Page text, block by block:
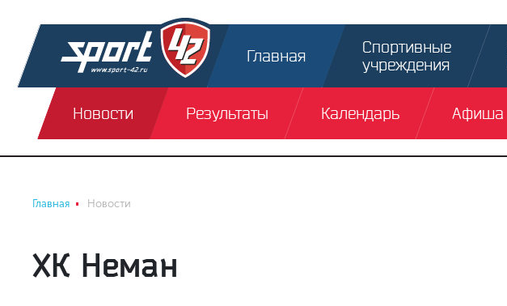
Главная
Спортивные
учреждения
Новости Результаты Календарь Афиша
Главная Новости
ХК Неман